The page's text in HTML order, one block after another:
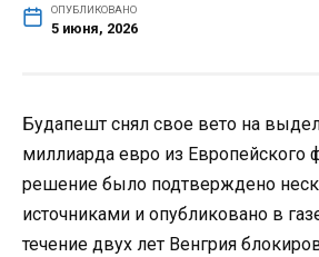
ОПУБЛИКОВАНО
5 июня, 2026
Будапешт снял свое вето на
миллиарда евро из Европейского
решение было подтверждено
источниками и опубликовано в
течение двух лет Венгрия